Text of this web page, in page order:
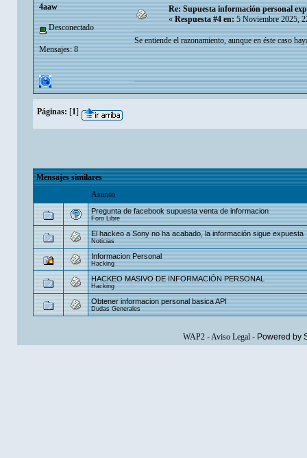
4aaw
Desconectado
Mensajes: 8
Re: Supuesta información personal
«Respuesta #4 en:5 Noviembre 2025,
Se entiende el razonamiento, aunque en éste caso
Páginas: [1]
Mensajes similares
Asunto
Pregunta de facebook supuesta venta de informacion
Foro Libre
El hackeo a Sony no ha acabado, la información sigue expuesta
Noticias
Informacion Personal
Hacking
HACKEO MASIVO DE INFORMACIÓN PERSONAL
Hacking
Obtener informacion personal basica API
Dudas Generales
WAP2-Aviso Legal- Powered by